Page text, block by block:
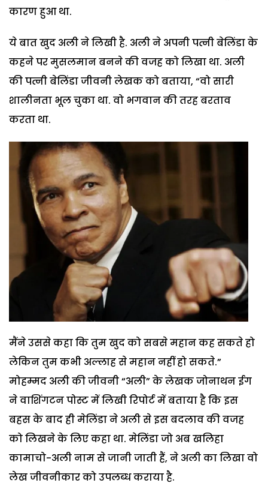
कारण हुआ था.
ये बात खुद अली ने लिखी है. अली ने अपनी पत्नी बेलिंडा के
कहने पर मुसलमान बनने की वजह को लिखा था. अली
की पत्नी बेलिंडा जीवनी लेखक को बताया, “वो सारी
शालीनता भूल चुका था. वो भगवान की तरह बरताव
करता था.
मैंने उससे कहा कि तुम खुद को सबसे महान कह सकते हो
लेकिन तुम कभी अल्लाह से महान नहीं हो सकते.”
मोहम्मद अली की जीवनी “अली” के लेखक जोनाथन ईग
ने वाशिंगटन पोस्ट में लिखी रिपोर्ट में बताया है कि इस
बहस के बाद ही मेलिंडा ने अली से इस बदलाव की वजह
को लिखने के लिए कहा था. मेलिंडा जो अब खलिहा
कामाचो-अली नाम से जानी जाती हैं, ने अली का लिखा वो
लेख जीवनीकार को उपलब्ध कराया है.